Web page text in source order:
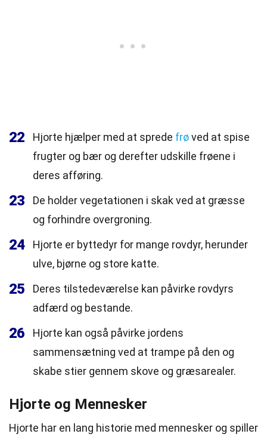
22 Hjorte hjælper med at sprede frøved at spise
frugter og bær og derefter udskille frøene i
deres afføring.
23
De holder vegetationen i skak ved at græsse
og forhindre overgroning.
24
Hjorte er byttedyr for mange rovdyr, herunder
ulve, bjørne og store katte.
25
Deres tilstedeværelse kan påvirke rovdyrs
adfærd og bestande.
26
Hjorte kan også påvirke jordens
sammensætning ved at trampe på den og
skabe stier gennem skove og græsarealer.
Hjorte og Mennesker
Hjorte har en lang historie med mennesker og spiller